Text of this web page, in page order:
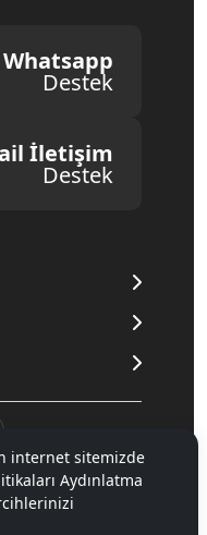
Whatsapp
Destek
İletişim
Destek
saklıdır.
internet sitemizde
Aydınlatma